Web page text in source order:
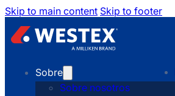
Skip to main content Skip to footer
Sobre
Sobre nosotros